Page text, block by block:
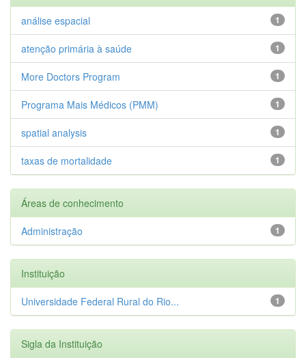
1
análise espacial
1
atenção primária à saúde
1
More Doctors Program
1
Programa Mais Médicos (PMM)
1
spatial analysis
1
taxas de mortalidade
Áreas de conhecimento
1
Administração
Instituição
1
Universidade Federal Rural do Rio...
Sigla da Instituição